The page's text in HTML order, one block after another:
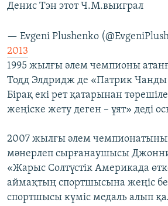
Денис Тэн этот Ч.М.выиграл
— Evgeni Plushenko
2013
1995 жылғы әлем чемпионы
Тодд Элдридж де «Патрик Чанды
Бірақ екі рет қатарынан
жеңіске жету деген – ұят» деді
2007 жылғы әлем
мәнерлеп сырғанаушысы
«Жарыс Солтүстік Америкада
аймақтың спортшысына жеңіс
спортшысы күміс медаль алып